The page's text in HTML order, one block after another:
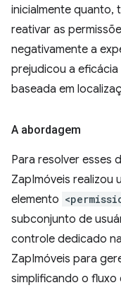
inicialmente quanto,
reativar as
negativamente a
prejudicou a
baseada em
A abordagem
Para resolver esses
ZapImóveis realizou
elemento
subconjunto de
controle dedicado
ZapImóveis para
simplificando o